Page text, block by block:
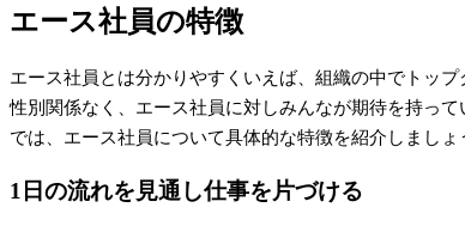
エース社員の特徴
エース社員とは分かりやすくいえば、組織の中でトッ
性別関係なく、エース社員に対しみんなが期待を持って
では、エース社員について具体的な特徴を紹介しましょ
1日の流れを見通し仕事を片づける